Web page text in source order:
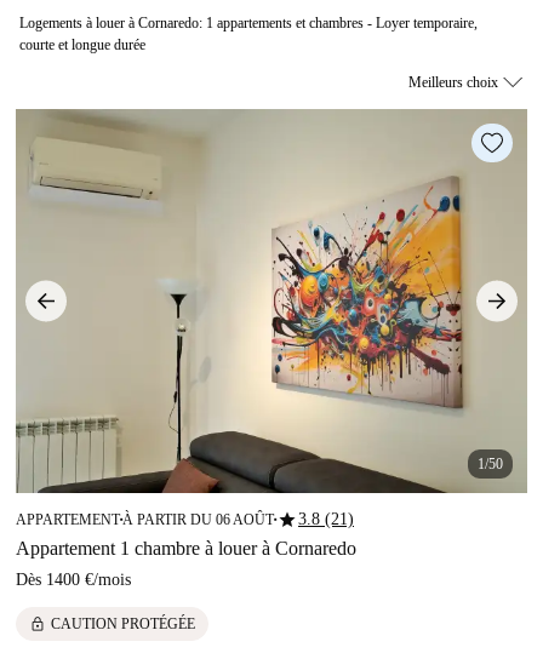
Logements à louer à Cornaredo: 1 appartements et chambres - Loyer temporaire,
courte et longue durée
1/50
APPARTEMENT■À PARTIR DU 06 AOÛT■star3.8 (21)
Appartement 1 chambre à louer à Cornaredo
Dès 1400 €/mois
lock CAUTION PROTÉGÉE